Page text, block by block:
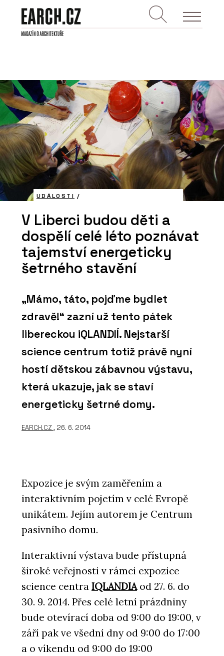
UDÁLOSTI /
V Liberci budou děti a
dospělí celé léto poznávat
tajemství energeticky
šetrného stavění
„Mámo, táto, pojďme bydlet
zdravě!“ zazní už tento pátek
libereckou iQLANDIÍ. Nejstarší
science centrum totiž právě nyní
hostí dětskou zábavnou výstavu,
která ukazuje, jak se staví
energeticky šetrné domy.
EARCH.CZ , 26. 6. 2014
Expozice je svým zaměřením a
interaktivním pojetím v celé Evropě
unikátem. Jejím autorem je Centrum
pasivního domu.
Interaktivní výstava bude přístupná
široké veřejnosti v rámci expozice
science centra IQLANDIAod 27. 6. do
30. 9. 2014. Přes celé letní prázdniny
bude otevírací doba od 9:00 do 19:00, v
září pak ve všední dny od 9:00 do 17:00
a o víkendu od 9:00 do 19:00